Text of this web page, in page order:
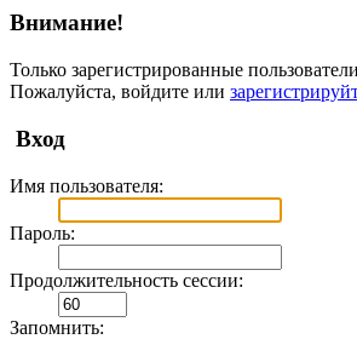
Внимание!
Только зарегистрированные
Пожалуйста, войдите или
Вход
Имя пользователя:
Пароль:
Продолжительность сессии:
Запомнить: